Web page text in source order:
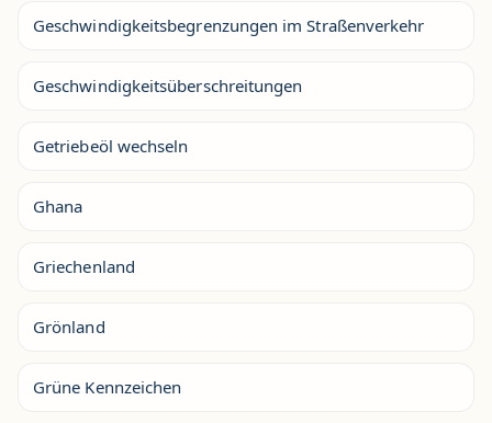
Geschwindigkeitsbegrenzungen im Straßenverkehr
Geschwindigkeitsüberschreitungen
Getriebeöl wechseln
Ghana
Griechenland
Grönland
Grüne Kennzeichen